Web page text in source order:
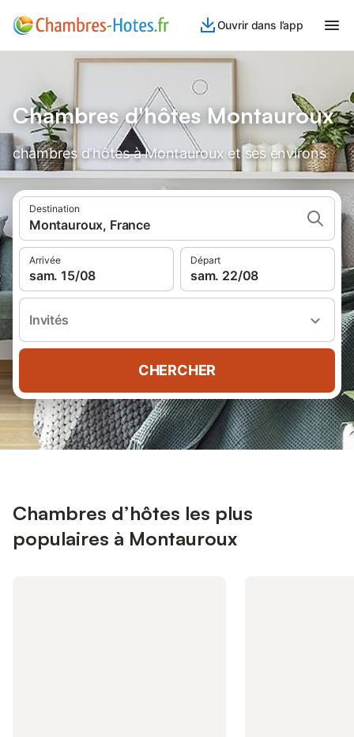
Ouvrir dans l’app
Chambres d'hôtes Montauroux
chambres d'hôtes à Montauroux et ses environs
Destination
Montauroux, France
Arrivée
sam. 15/08
Départ
sam. 22/08
Invités
CHERCHER
Chambres d’hôtes les plus
populaires à Montauroux